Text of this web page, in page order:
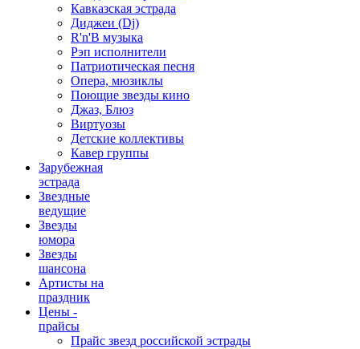
Кавказская эстрада
Диджеи (Dj)
R'n'B музыка
Рэп исполнители
Патриотическая песня
Опера, мюзиклы
Поющие звезды кино
Джаз, Блюз
Виртуозы
Детские коллективы
Кавер группы
Зарубежная
эстрада
Звездные
ведущие
Звезды
юмора
Звезды
шансона
Артисты на
праздник
Цены -
прайсы
Прайс звезд российской эстрады